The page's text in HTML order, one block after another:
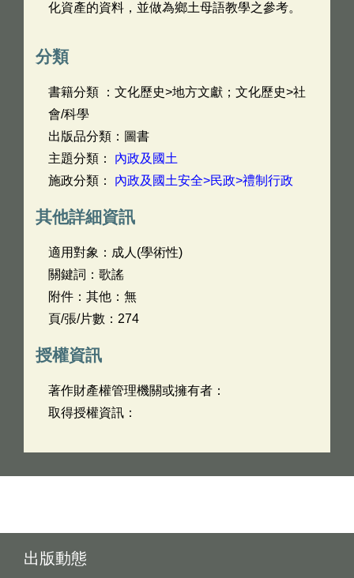
化資產的資料，並做為鄉土母語教學之參考。
分類
書籍分類 ：文化歷史>地方文獻；文化歷史>社
會/科學
出版品分類：圖書
主題分類： 內政及國土
施政分類： 內政及國土安全>民政>禮制行政
其他詳細資訊
適用對象：成人(學術性)
關鍵詞：歌謠
附件：其他：無
頁/張/片數：274
授權資訊
著作財產權管理機關或擁有者：
取得授權資訊：
出版動態